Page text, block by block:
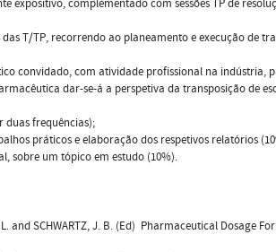
das T/TP, recorrendo ao planeamento e execução de
convidado, com atividade profissional na indústria,
dar-se-á a perspetiva da transposição de
duas frequências);
práticos e elaboração dos respetivos relatórios
sobre um tópico em estudo (10%).
L. and SCHWARTZ, J. B. (Ed)  Pharmaceutical Dosage